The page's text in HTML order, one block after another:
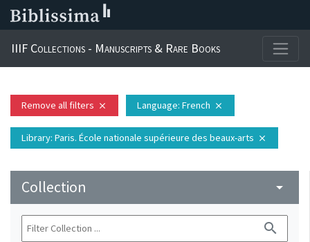
IIIF Collections - Manuscripts & Rare Books
Remove all filters close Language: French close
Library: Paris. École nationale supérieure des beaux-arts close
Collection arrow_drop_down
search